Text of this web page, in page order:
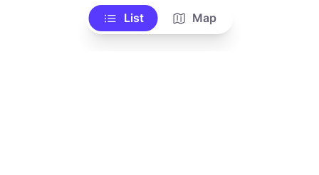
List Map